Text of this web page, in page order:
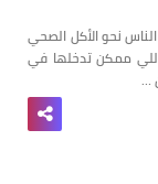
نحو الأكل الصحي
اللي ممكن تدخلها في
…